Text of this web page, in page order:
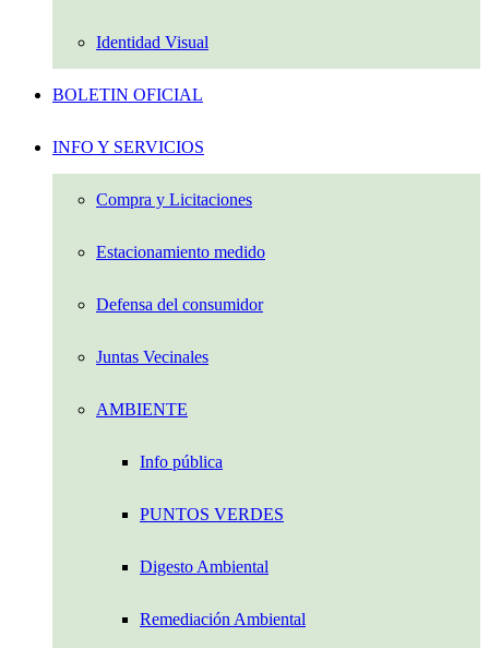
Identidad Visual
BOLETIN OFICIAL
INFO Y SERVICIOS
Compra y Licitaciones
Estacionamiento medido
Defensa del consumidor
Juntas Vecinales
AMBIENTE
Info pública
PUNTOS VERDES
Digesto Ambiental
Remediación Ambiental